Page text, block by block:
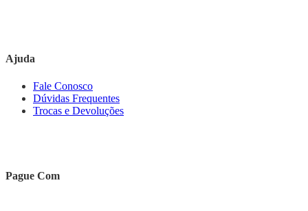
Ajuda
Fale Conosco
Dúvidas Frequentes
Trocas e Devoluções
Pague Com